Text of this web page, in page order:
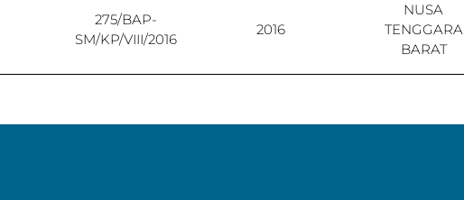
275/BAP-
SM/KP/VIII/2016
2016
NUSA
TENGGARA
BARAT